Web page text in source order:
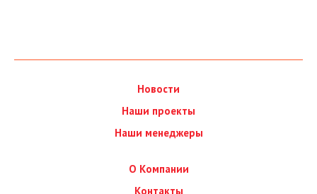
Новости
Наши проекты
Наши менеджеры
О Компании
Контакты